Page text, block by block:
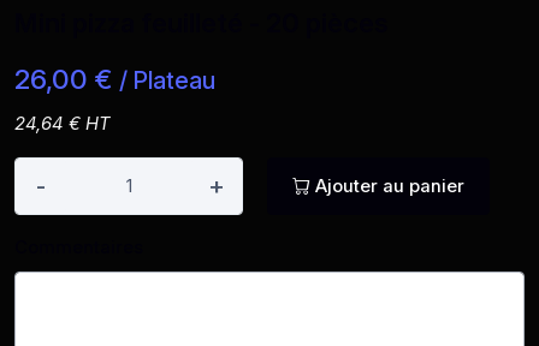
26,00 € / Plateau
24,64 € HT
- + Ajouter au panier